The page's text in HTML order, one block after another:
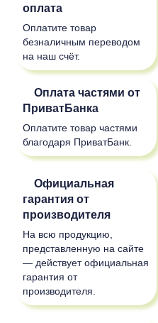
оплата
Оплатите товар
безналичным переводом
на наш счёт.
Оплата частями от
ПриватБанка
Оплатите товар частями
благодаря ПриватБанк.
Официальная
гарантия от
производителя
На всю продукцию,
представленную на сайте
— действует официальная
гарантия от
производителя.